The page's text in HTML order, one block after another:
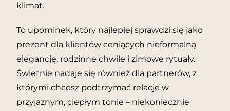
klimat.
To upominek, który najlepiej sprawdzi się jako
prezent dla klientów ceniących nieformalną
elegancję, rodzinne chwile i zimowe rytuały.
Świetnie nadaje się również dla partnerów, z
którymi chcesz podtrzymać relacje w
przyjaznym, ciepłym tonie – niekoniecznie